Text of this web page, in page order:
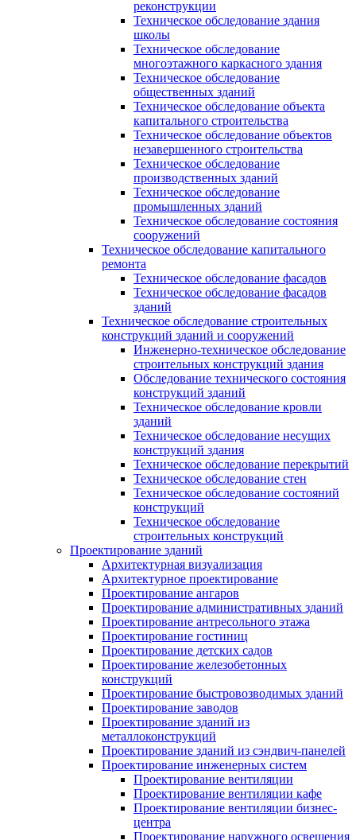
реконструкции
Техническое обследование здания
школы
Техническое обследование
многоэтажного каркасного здания
Техническое обследование
общественных зданий
Техническое обследование объекта
капитального строительства
Техническое обследование объектов
незавершенного строительства
Техническое обследование
производственных зданий
Техническое обследование
промышленных зданий
Техническое обследование состояния
сооружений
Техническое обследование капитального
ремонта
Техническое обследование фасадов
Техническое обследование фасадов
зданий
Техническое обследование строительных
конструкций зданий и сооружений
Инженерно-техническое обследование
строительных конструкций здания
Обследование технического состояния
конструкций зданий
Техническое обследование кровли
зданий
Техническое обследование несущих
конструкций здания
Техническое обследование перекрытий
Техническое обследование стен
Техническое обследование состояний
конструкций
Техническое обследование
строительных конструкций
Проектирование зданий
Архитектурная визуализация
Архитектурное проектирование
Проектирование ангаров
Проектирование административных зданий
Проектирование антресольного этажа
Проектирование гостиниц
Проектирование детских садов
Проектирование железобетонных
конструкций
Проектирование быстровозводимых зданий
Проектирование заводов
Проектирование зданий из
металлоконструкций
Проектирование зданий из сэндвич-панелей
Проектирование инженерных систем
Проектирование вентиляции
Проектирование вентиляции кафе
Проектирование вентиляции бизнес-
центра
Проектирование наружного освещения